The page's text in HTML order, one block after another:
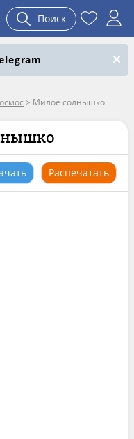
Поиск
> Милое солнышко
Распечатать